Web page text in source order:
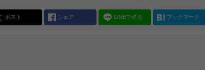
ポスト シェア LINEで送る ブックマーク